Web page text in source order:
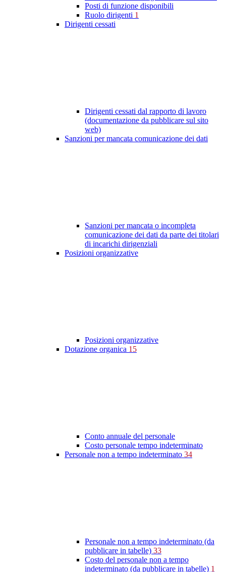
Posti di funzione disponibili
Ruolo dirigenti 1
Dirigenti cessati
Dirigenti cessati dal rapporto di lavoro
(documentazione da pubblicare sul sito
web)
Sanzioni per mancata comunicazione dei dati
Sanzioni per mancata o incompleta
comunicazione dei dati da parte dei titolari
di incarichi dirigenziali
Posizioni organizzative
Posizioni organizzative
Dotazione organica 15
Conto annuale del personale
Costo personale tempo indeterminato
Personale non a tempo indeterminato 34
Personale non a tempo indeterminato (da
pubblicare in tabelle) 33
Costo del personale non a tempo
indeterminato (da pubblicare in tabelle) 1